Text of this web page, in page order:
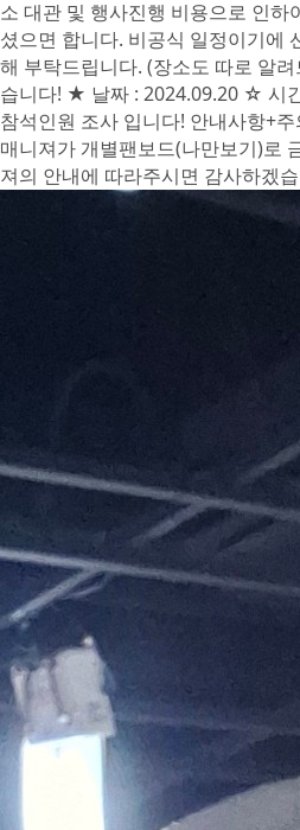
소 대관 및 행사진행 비용으로 인하
셨으면 합니다. 비공식 일정이기에
해 부탁드립니다. (장소도 따로 알
습니다! ★ 날짜 : 2024.09.20 ☆ 시
참석인원 조사 입니다! 안내사항+
매니져가 개별팬보드(나만보기)로
져의 안내에 따라주시면 감사하겠